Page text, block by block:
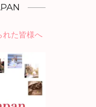
れた皆様へ